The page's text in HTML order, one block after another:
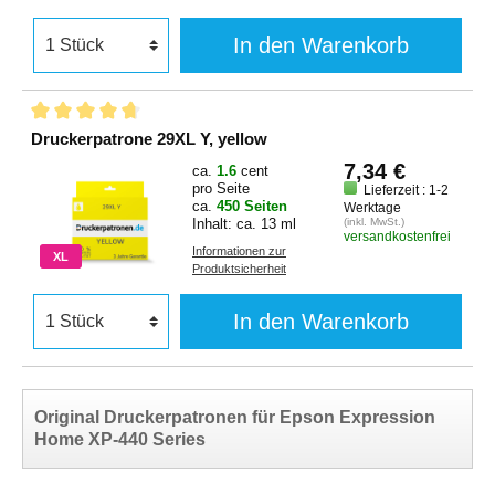
In den Warenkorb
Druckerpatrone 29XL Y, yellow
XL
ca. 1.6 cent
pro Seite
ca. 450 Seiten
Inhalt: ca. 13 ml
Informationen zur
Produktsicherheit
7,34 €
Lieferzeit : 1-2
Werktage
(inkl. MwSt.)
versandkostenfrei
In den Warenkorb
Original Druckerpatronen für Epson Expression
Home XP-440 Series